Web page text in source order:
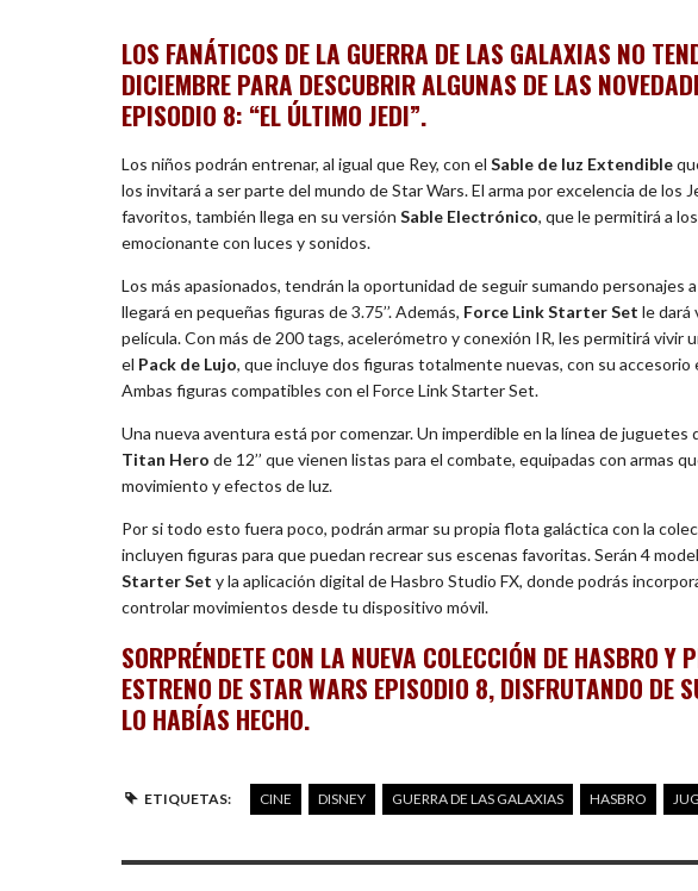
LOS FANÁTICOS DE LA GUERRA DE LAS GALAXIAS NO
DICIEMBRE PARA DESCUBRIR ALGUNAS DE LAS
EPISODIO 8: “EL ÚLTIMO JEDI”.
Los niños podrán entrenar, al igual que Rey, con el Sable de luz Extendible
los invitará a ser parte del mundo de Star Wars. El arma por excelencia de los
favoritos, también llega en su versión Sable Electrónico, que le permitirá a
emocionante con luces y sonidos.
Los más apasionados, tendrán la oportunidad de seguir sumando personajes
llegará en pequeñas figuras de 3.75’’. Además, Force LinkStarter Set le dará
película. Con más de 200 tags, acelerómetro y conexión IR, les permitirá vivir
el Pack de Lujo, que incluye dos figuras totalmente nuevas, con su accesorio
Ambas figuras compatibles con el Force Link Starter Set.
Una nueva aventura está por comenzar. Un imperdible en la línea de juguetes
Titan Hero de 12’’ que vienen listas para el combate, equipadas con armas
movimiento y efectos de luz.
Por si todo esto fuera poco, podrán armar su propia flota galáctica con la
incluyen figuras para que puedan recrear sus escenas favoritas. Serán 4
Starter Set y la aplicación digital de Hasbro Studio FX, donde podrás
controlar movimientos desde tu dispositivo móvil.
SORPRÉNDETE CON LA NUEVA COLECCIÓN DE HASBRO Y
ESTRENO DE STAR WARS EPISODIO 8, DISFRUTANDO DE
LO HABÍAS HECHO.
ETIQUETAS: CINE DISNEY GUERRA DE LAS GALAXIAS HASBRO